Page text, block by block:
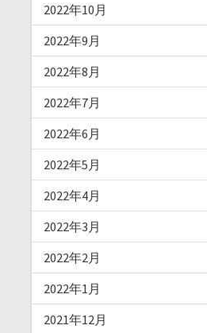
2022年10月
2022年9月
2022年8月
2022年7月
2022年6月
2022年5月
2022年4月
2022年3月
2022年2月
2022年1月
2021年12月